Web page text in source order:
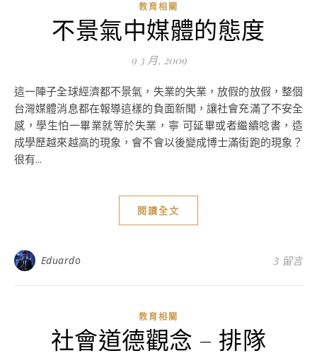
教育相關
不景氣中媒體的態度
9 3 月, 2009
這一陣子全球經濟都不景氣，失業的失業，放假的放假，整個
台灣媒體消息都在報導這樣的負面新聞，讓社會充滿了不安全
感，學生怕一畢業就等於失業，寧 可延畢或者繼續唸書，造
成學歷越來越高的現象，會不會以後變成博士滿街跑的現象？
很有...
閱讀全文
Eduardo 3 留言
教育相關
社會道德觀念 – 排隊